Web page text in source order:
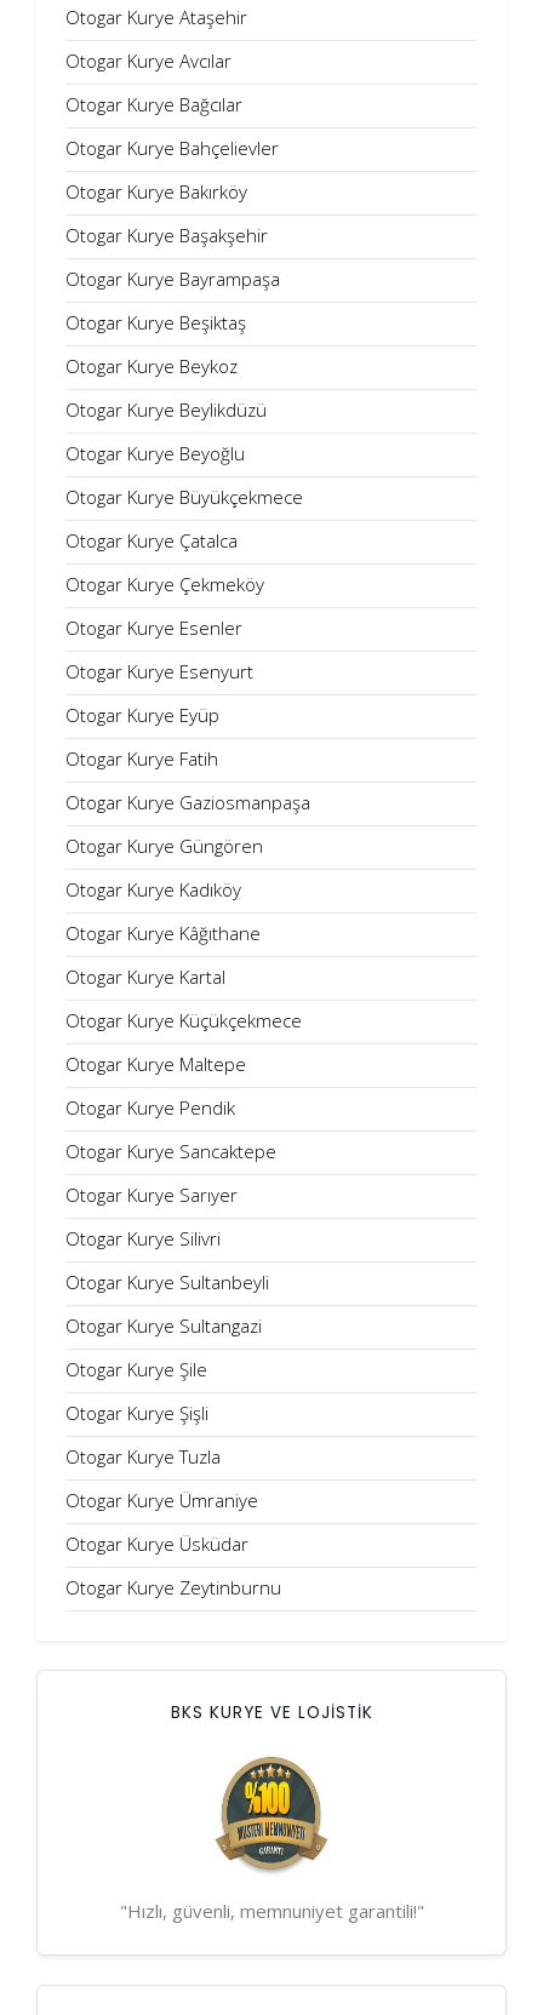
Otogar Kurye Ataşehir
Otogar Kurye Avcılar
Otogar Kurye Bağcılar
Otogar Kurye Bahçelievler
Otogar Kurye Bakırköy
Otogar Kurye Başakşehir
Otogar Kurye Bayrampaşa
Otogar Kurye Beşiktaş
Otogar Kurye Beykoz
Otogar Kurye Beylikdüzü
Otogar Kurye Beyoğlu
Otogar Kurye Büyükçekmece
Otogar Kurye Çatalca
Otogar Kurye Çekmeköy
Otogar Kurye Esenler
Otogar Kurye Esenyurt
Otogar Kurye Eyüp
Otogar Kurye Fatih
Otogar Kurye Gaziosmanpaşa
Otogar Kurye Güngören
Otogar Kurye Kadıköy
Otogar Kurye Kâğıthane
Otogar Kurye Kartal
Otogar Kurye Küçükçekmece
Otogar Kurye Maltepe
Otogar Kurye Pendik
Otogar Kurye Sancaktepe
Otogar Kurye Sarıyer
Otogar Kurye Silivri
Otogar Kurye Sultanbeyli
Otogar Kurye Sultangazi
Otogar Kurye Şile
Otogar Kurye Şişli
Otogar Kurye Tuzla
Otogar Kurye Ümraniye
Otogar Kurye Üsküdar
Otogar Kurye Zeytinburnu
BKS KURYE VE LOJİSTİK
"Hızlı, güvenli, memnuniyet garantili!"